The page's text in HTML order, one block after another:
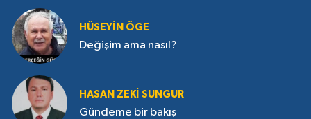
HÜSEYIN ÖGE
Değişim ama nasıl?
HASAN ZEKI SUNGUR
Gündeme bir bakış